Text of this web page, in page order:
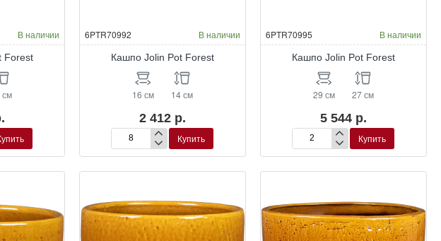
В наличии
Forest
см
6PTR70992 В наличии
Кашпо Jolin Pot Forest
16 см 14 см
2 412 р.
Кашпо
Jolin
Pot
Купить
6PTR70995 В наличии
Кашпо Jolin Pot Forest
29 см 27 см
5 544 р.
Кашпо
Jolin
Pot
Купить